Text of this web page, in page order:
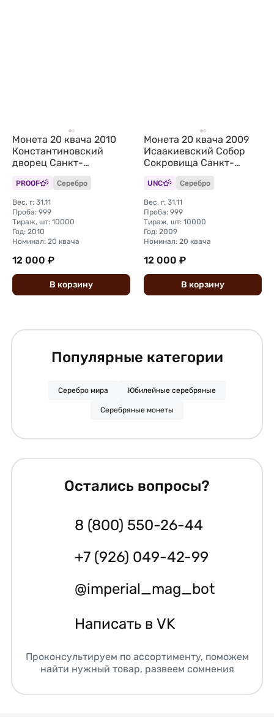
Монета 20 квача 2010
Константиновский
дворец Санкт-
Петербург Малави
PROOF Серебро
Вес, г: 31,11
Проба: 999
Тираж, шт: 10000
Год: 2010
Номинал: 20 квача
12 000 ₽
В корзину
Монета 20 квача 2009
Исаакиевский Собор
Сокровища Санкт-
Петербурга Малави
UNC Серебро
Вес, г: 31,11
Проба: 999
Тираж, шт: 10000
Год: 2009
Номинал: 20 квача
12 000 ₽
В корзину
Популярные категории
Серебро мира Юбилейные серебряные
Серебряные монеты
Остались вопросы?
8 (800) 550-26-44
+7 (926) 049-42-99
@imperial_mag_bot
Написать в VK
Проконсультируем по ассортименту, поможем
найти нужный товар, развеем сомнения